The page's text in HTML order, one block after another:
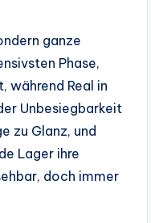
ganze
Phase,
während Real in
Unbesiegbarkeit
zu Glanz, und
Lager ihre
doch immer